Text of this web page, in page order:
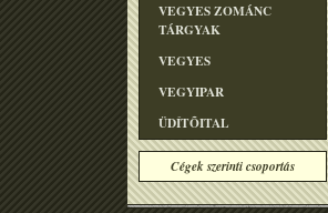
VEGYES ZOMÁNC
TÁRGYAK
VEGYES
VEGYIPAR
ÜDÍTÕITAL
Cégek szerinti csoportás